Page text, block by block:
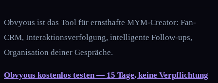
Obvyous ist das Tool für ernsthafte MYM-Creator: Fan-
CRM, Interaktionsverfolgung, intelligente Follow-ups,
Organisation deiner Gespräche.
Obvyous kostenlos testen — 15 Tage, keine Verpflichtung